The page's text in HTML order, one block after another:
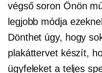
végső soron Önön
legjobb módja
Dönthet úgy, hogy
plakáttervet készít,
ügyfeleket a teljes